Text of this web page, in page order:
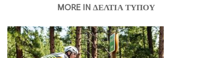
MORE IN ΔΕΛΤΙΑ ΤΥΠΟΥ